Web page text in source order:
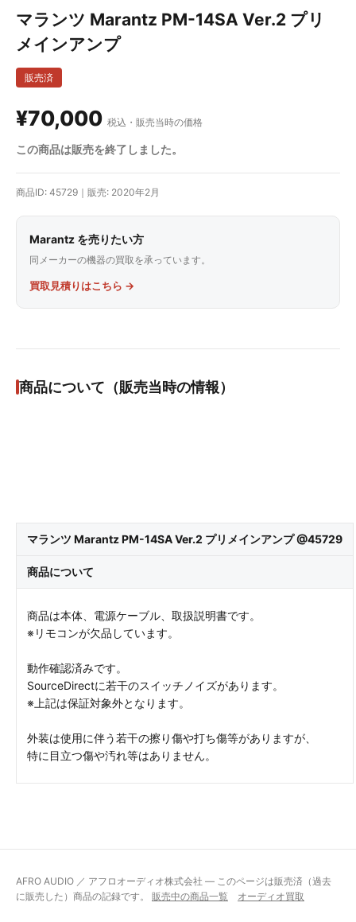
マランツ Marantz PM-14SA Ver.2 プリ
メインアンプ
販売済
¥70,000 税込・販売当時の価格
この商品は販売を終了しました。
商品ID: 45729｜販売: 2020年2月
Marantz を売りたい方
同メーカーの機器の買取を承っています。
買取見積りはこちら →
商品について（販売当時の情報）
マランツ Marantz PM-14SA Ver.2 プリメインアンプ @45729
商品について
商品は本体、電源ケーブル、取扱説明書です。
※リモコンが欠品しています。
動作確認済みです。
SourceDirectに若干のスイッチノイズがあります。
※上記は保証対象外となります。
外装は使用に伴う若干の擦り傷や打ち傷等がありますが、
特に目立つ傷や汚れ等はありません。
AFRO AUDIO ／ アフロオーディオ株式会社 — このページは販売済（過去
に販売した）商品の記録です。 販売中の商品一覧 オーディオ買取